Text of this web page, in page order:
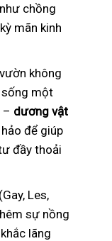
chồng
mãn kinh
không
sống một
– dương vật
để giúp
đầy thoải
Les,
sự nồng
lãng